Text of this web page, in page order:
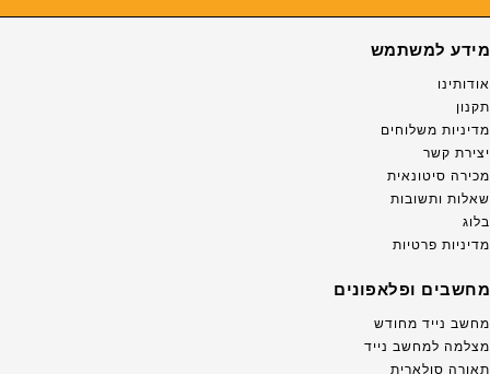
מידע למשתמש
אודותינו
תקנון
מדיניות משלוחים
יצירת קשר
מכירה סיטונאית
שאלות ותשובות
בלוג
מדיניות פרטיות
מחשבים ופלאפונים
מחשב נייד מחודש
מצלמה למחשב נייד
תאורה סולארית